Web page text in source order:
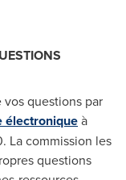
questions par
électroniqueà
La commission les
questions